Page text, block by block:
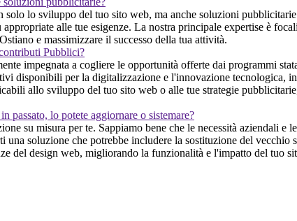
lo sviluppo del tuo sito web, ma anche soluzioni
alle tue esigenze. La nostra principale expertise è
e massimizzare il successo della tua attività.
Pubblici?
impegnata a cogliere le opportunità offerte dai programmi
disponibili per la digitalizzazione e l'innovazione tecnologica,
allo sviluppo del tuo sito web o alle tue strategie
passato, lo potete aggiornare o sistemare?
su misura per te. Sappiamo bene che le necessità aziendali
una soluzione che potrebbe includere la sostituzione del
del design web, migliorando la funzionalità e l'impatto del tuo